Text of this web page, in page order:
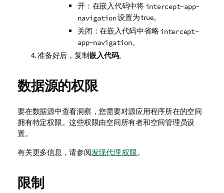
开：在嵌入代码中将 intercept-app-
navigation设置为 true。
关闭：在嵌入代码中省略intercept-
app-navigation。
准备好后，复制嵌入代码。
数据源的权限
要在数据源中查看洞察，您需要对源应用程序所在的空间
拥有特定权限。这些权限由空间所有者和空间管理员设
置。
有关更多信息，请参阅发现代理 权限。
限制